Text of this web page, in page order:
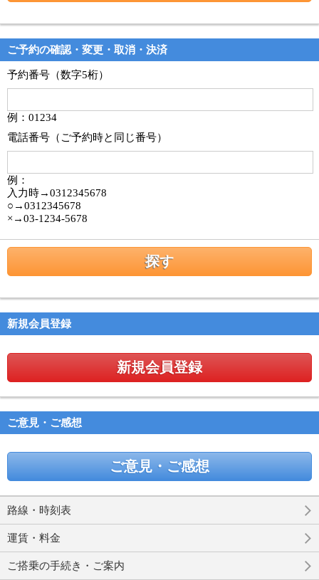
ご予約の確認・変更・取消・決済
予約番号（数字5桁）
例：01234
電話番号（ご予約時と同じ番号）
例：
入力時→0312345678
○→0312345678
×→03-1234-5678
新規会員登録
新規会員登録
ご意見・ご感想
ご意見・ご感想
路線・時刻表
運賃・料金
ご搭乗の手続き・ご案内